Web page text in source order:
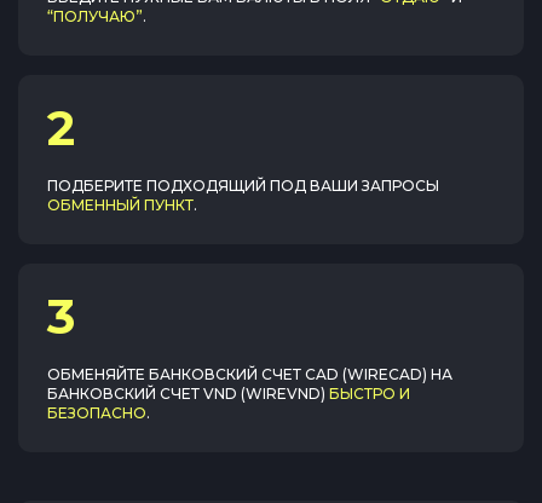
“ПОЛУЧАЮ”.
2
ПОДБЕРИТЕ ПОДХОДЯЩИЙ ПОД ВАШИ ЗАПРОСЫ
ОБМЕННЫЙ ПУНКТ.
3
ОБМЕНЯЙТЕ БАНКОВСКИЙ СЧЕТ CAD (WIRECAD) НА
БАНКОВСКИЙ СЧЕТ VND (WIREVND) БЫСТРО И
БЕЗОПАСНО.